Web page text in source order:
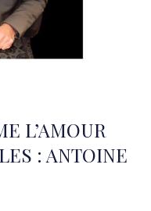
L’AMOUR
: ANTOINE